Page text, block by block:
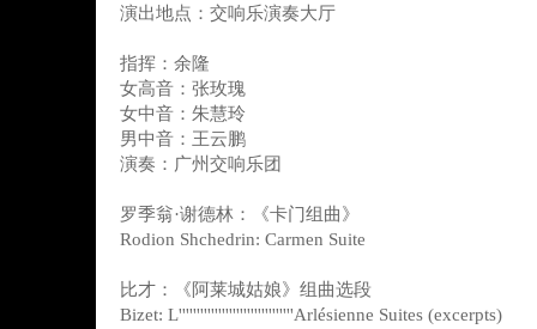
演出地点：交响乐演奏大厅
指挥：余隆
女高音：张玫瑰
女中音：朱慧玲
男中音：王云鹏
演奏：广州交响乐团
罗季翁·谢德林：《卡门组曲》
Rodion Shchedrin: Carmen Suite
比才：《阿莱城姑娘》组曲选段
Bizet: L''''''''''''''''''''''''''''''''Arlésienne Suites (excerpts)